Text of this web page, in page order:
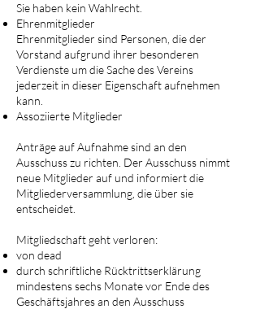
Sie haben kein Wahlrecht.
Ehrenmitglieder
Ehrenmitglieder sind Personen, die der
Vorstand aufgrund ihrer besonderen
Verdienste um die Sache des Vereins
jederzeit in dieser Eigenschaft aufnehmen
kann.
Assoziierte Mitglieder
Anträge auf Aufnahme sind an den
Ausschuss zu richten. Der Ausschuss nimmt
neue Mitglieder auf und informiert die
Mitgliederversammlung, die über sie
entscheidet.
Mitgliedschaft geht verloren:
von dead
durch schriftliche Rücktrittserklärung
mindestens sechs Monate vor Ende des
Geschäftsjahres an den Ausschuss